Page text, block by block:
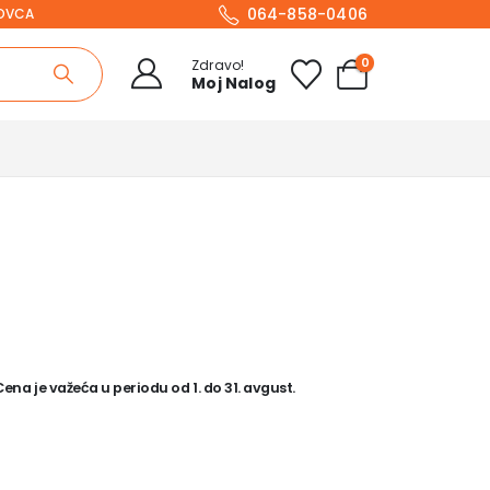
064-858-0406
Zdravo!
Moj Nalog
0
je važeća u periodu od 1. do 31. avgust.